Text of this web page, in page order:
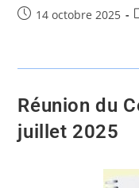
14 octobre 2025
Réunion du
juillet 2025